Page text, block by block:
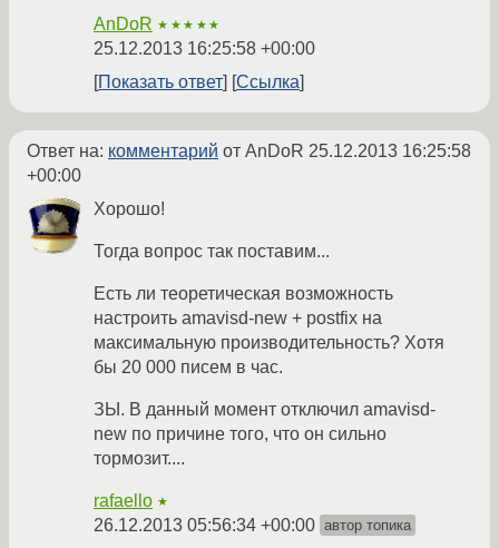
AnDoR ★★★★★
25.12.2013 16:25:58 +00:00
Показать ответ
Ссылка
Ответ на: комментарий от AnDoR 25.12.2013 16:25:58
+00:00
Хорошо!
Тогда вопрос так поставим...
Есть ли теоретическая возможность
настроить amavisd-new + postfix на
максимальную производительность? Хотя
бы 20 000 писем в час.
ЗЫ. В данный момент отключил amavisd-
new по причине того, что он сильно
тормозит....
rafaello ★
26.12.2013 05:56:34 +00:00 автор топика